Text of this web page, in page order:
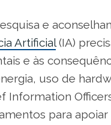
e
Artificial(IA)
e às
uso de
Information
para